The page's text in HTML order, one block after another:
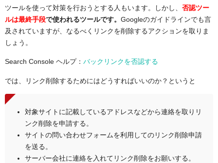
ツールを使って対策を行おうとする人もいます。しかし、 否認ツー
ルは最終手段で使われるツールです。 Googleのガイドラインでも言
及されていますが、なるべくリンクを削除するアクションを取りま
しょう。
Search Console ヘルプ： バックリンクを否認する
では、リンク削除するためにはどうすればいいのか？というと
対象サイトに記載しているアドレスなどから連絡を取りリ
ンク削除を申請する。
サイトの問い合わせフォームを利用してのリンク削除申請
を送る。
サーバー会社に連絡を入れてリンク削除をお願いする。